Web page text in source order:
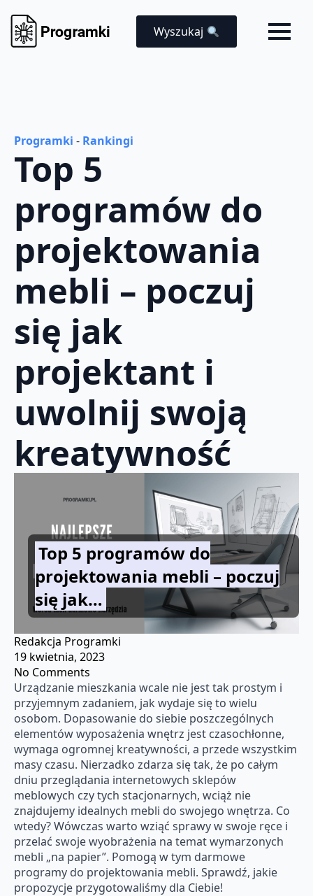
Wyszukaj
Programki - Rankingi
Top 5
programów do
projektowania
mebli – poczuj
się jak
projektant i
uwolnij swoją
kreatywność
Top 5 programów do
projektowania mebli – poczuj
się jak…
Redakcja Programki
19 kwietnia, 2023
No Comments
Urządzanie mieszkania wcale nie jest tak prostym i
przyjemnym zadaniem, jak wydaje się to wielu
osobom. Dopasowanie do siebie poszczególnych
elementów wyposażenia wnętrz jest czasochłonne,
wymaga ogromnej kreatywności, a przede wszystkim
masy czasu. Nierzadko zdarza się tak, że po całym
dniu przeglądania internetowych sklepów
meblowych czy tych stacjonarnych, wciąż nie
znajdujemy idealnych mebli do swojego wnętrza. Co
wtedy? Wówczas warto wziąć sprawy w swoje ręce i
przelać swoje wyobrażenia na temat wymarzonych
mebli „na papier”. Pomogą w tym darmowe
programy do projektowania mebli. Sprawdź, jakie
propozycje przygotowaliśmy dla Ciebie!